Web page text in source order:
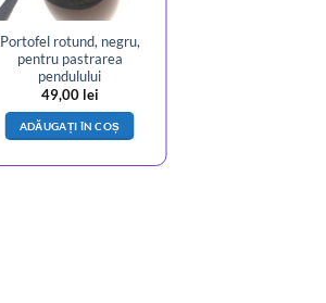
Portofel rotund, negru,
pentru pastrarea
pendulului
49,00 lei
ADĂUGAȚI ÎN COȘ